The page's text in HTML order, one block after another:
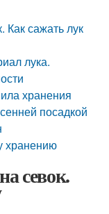
Как сажать лук
лука.
хранения
посадкой
хранению
севок.